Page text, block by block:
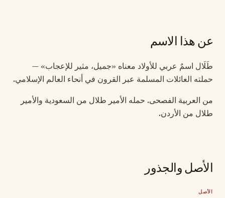
عن هذا الاسم
طَلَال اسمٌ عربي للأولاد معناه «جميل، مثير للإعجاب» —
حملته العائلات المسلمة عبر القرون في أنحاء العالم الإسلامي.
من العربية الفصحى. حمله الأمير طلال من السعودية والأمير
طلال من الأردن.
الأصل والجذور
الأصل